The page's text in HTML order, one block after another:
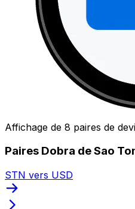
Affichage de 8 paires de
Paires Dobra de Sao
STN vers USD